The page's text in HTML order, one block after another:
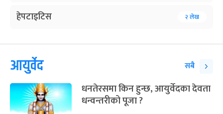
हेपटाइटिस २ लेख
आयुर्वेद सबै
धनतेरसमा किन हुन्छ, आयुर्वेदका देवता
धन्वन्तरीको पूजा ?